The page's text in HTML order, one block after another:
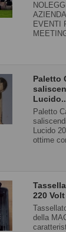
EVENTI
Paletto
Paletto
Lucido
ottime
220
della